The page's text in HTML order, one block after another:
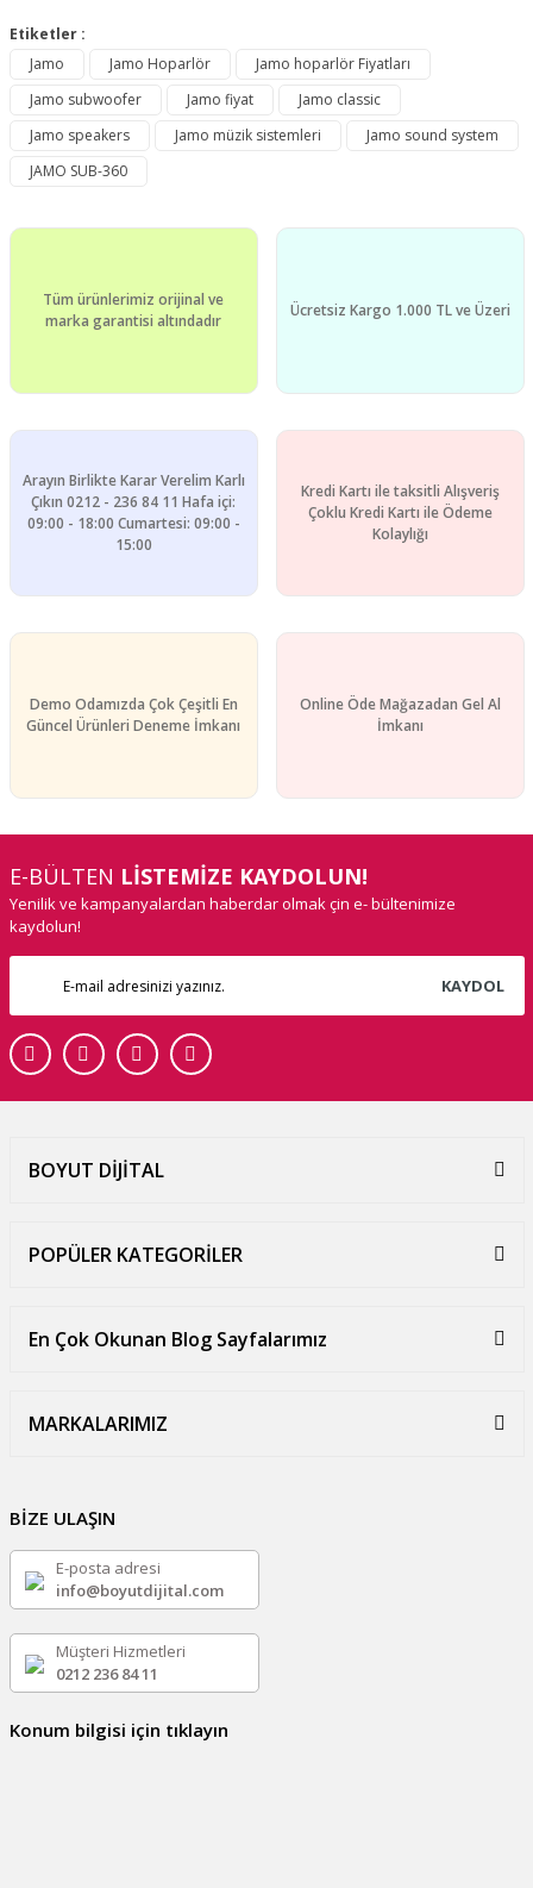
Yorum Yaz
konularda yetersiz gördüğünüz noktaları öneri formunu
Görüş ve önerileriniz için teşekkür ederiz.
Ürün resmi kalitesiz, bozuk veya görüntülenemiyor.
Ürün açıklamasında eksik bilgiler bulunuyor.
Ürün fiyatı diğer sitelerden daha pahalı.
Etiketler :
Jamo
Jamo Hoparlör
Jamo hoparlör Fiyatları
Jamo subwoofer
Jamo fiyat
Jamo classic
Jamo speakers
Jamo müzik sistemleri
Jamo sound system
JAMO SUB-360
Tüm ürünlerimiz orijinal ve
marka garantisi altındadır
Ücretsiz Kargo 1.000 TL ve Üzeri
Arayın Birlikte Karar Verelim Karlı
Çıkın 0212 - 236 84 11 Hafa içi:
09:00 - 18:00 Cumartesi: 09:00 -
15:00
Kredi Kartı ile taksitli Alışveriş
Çoklu Kredi Kartı ile Ödeme
Kolaylığı
Demo Odamızda Çok Çeşitli En
Güncel Ürünleri Deneme İmkanı
Online Öde Mağazadan Gel Al
İmkanı
E-BÜLTEN LİSTEMİZE KAYDOLUN!
Yenilik ve kampanyalardan haberdar olmak çin e- bültenimize
kaydolun!
KAYDOL
BOYUT DİJİTAL
POPÜLER KATEGORİLER
En Çok Okunan Blog Sayfalarımız
MARKALARIMIZ
BİZE ULAŞIN
E-posta adresi
info@boyutdijital.com
Müşteri Hizmetleri
0212 236 84 11
Konum bilgisi için tıklayın